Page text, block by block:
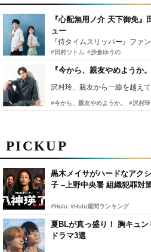
PICKUP
黒木メイサがハードなアク
子 –上野中央署 組織犯罪対策
#Hulu #Hulu週間ランキング
夏BLが真っ盛り！ 胸キュ
ドラマ3選
『心配無用ノ介 天下御免
ュー
#田村ツトム #沙倉ゆうの
『今から、親友やめようか
沢村玲、親友から一線を越え
#今から、親友やめようか。 #沢村玲